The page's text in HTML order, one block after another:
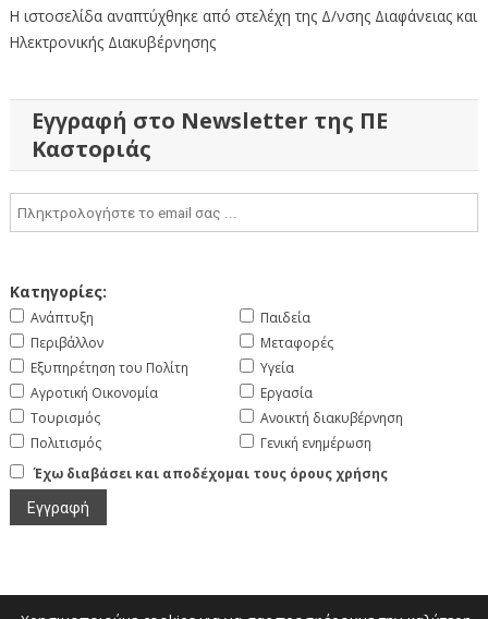
Η ιστοσελίδα αναπτύχθηκε από στελέχη της Δ/νσης Διαφάνειας και
Ηλεκτρονικής Διακυβέρνησης
Εγγραφή στο Newsletter της ΠΕ
Καστοριάς
Κατηγορίες:
Ανάπτυξη
Περιβάλλον
Εξυπηρέτηση του Πολίτη
Αγροτική Οικονομία
Τουρισμός
Πολιτισμός
Παιδεία
Μεταφορές
Υγεία
Εργασία
Ανοικτή διακυβέρνηση
Γενική ενημέρωση
Έχω διαβάσει και αποδέχομαι τους όρους χρήσης